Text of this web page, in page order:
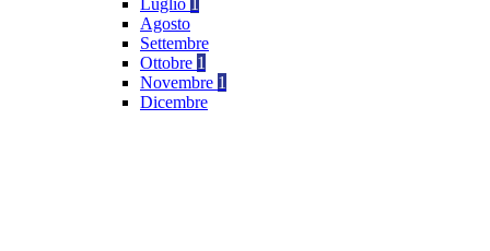
Luglio 1
Agosto
Settembre
Ottobre 1
Novembre 1
Dicembre